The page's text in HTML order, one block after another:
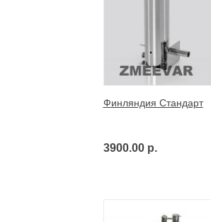
Финляндия Стандарт
3900.00 р.